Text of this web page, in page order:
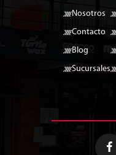
Nosotros
Contacto
Blog
Sucursales